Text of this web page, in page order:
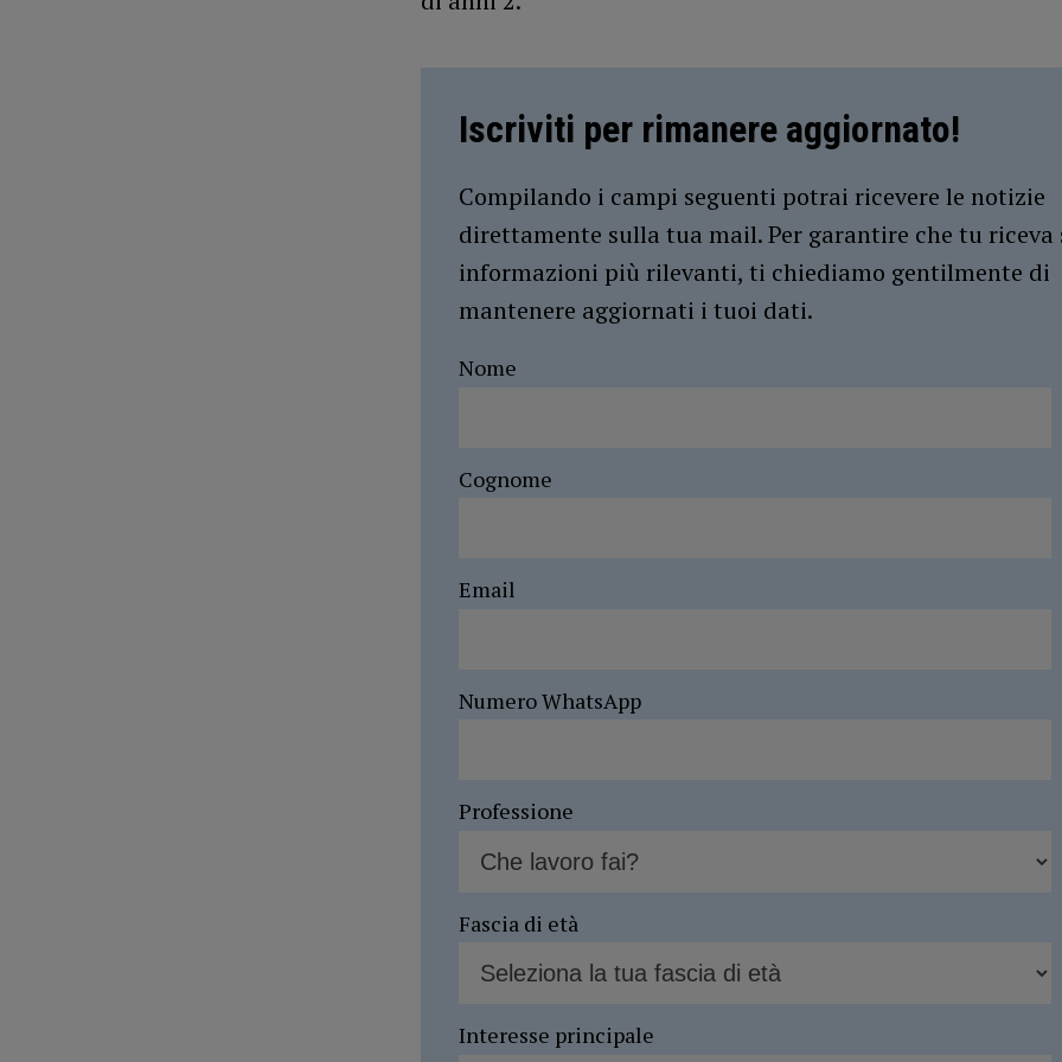
Iscriviti per rimanere aggiornato!
Compilando i campi seguenti potrai ricevere le notizie
direttamente sulla tua mail. Per garantire che tu riceva
informazioni più rilevanti, ti chiediamo gentilmente di
mantenere aggiornati i tuoi dati.
Nome
Cognome
Email
Numero WhatsApp
Professione
Fascia di età
Interesse principale